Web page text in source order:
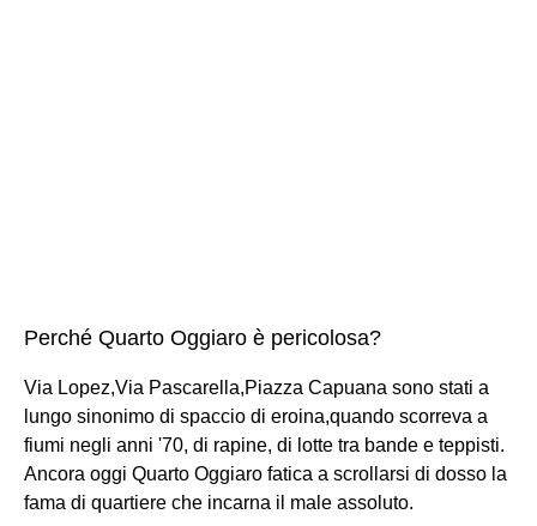
Perché Quarto Oggiaro è pericolosa?
Via Lopez,Via Pascarella,Piazza Capuana sono stati a
lungo sinonimo di spaccio di eroina,quando scorreva a
fiumi negli anni '70, di rapine, di lotte tra bande e teppisti.
Ancora oggi Quarto Oggiaro fatica a scrollarsi di dosso la
fama di quartiere che incarna il male assoluto.